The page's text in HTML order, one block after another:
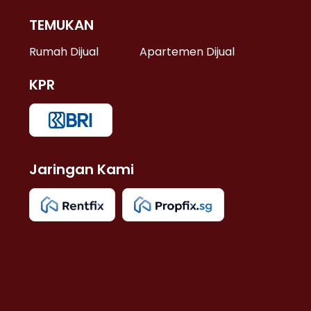
TEMUKAN
Rumah Dijual Apartemen Dijual
KPR
Jaringan Kami